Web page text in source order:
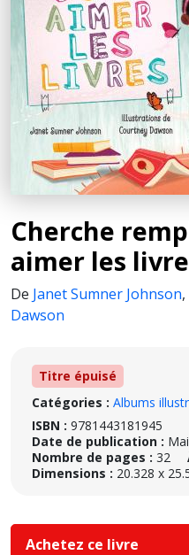
Cherche
aimer les
De Janet Sumner Johnson,
Dawson
Titre épuisé
Catégories : Albums
ISBN : 9781443181945
Date de publication :
Nombre de pages : 32
Dimensions : 20.328 x
Achetez ce livre